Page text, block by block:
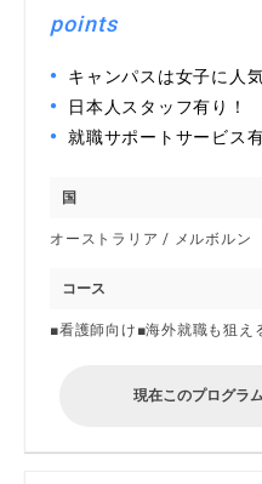
points
キャンパスは女子に人
日本人スタッフ有り！
就職サポートサービス有
国
オーストラリア / メルボルン
コース
■看護師向け■海外就職も狙え
現在このプログラ